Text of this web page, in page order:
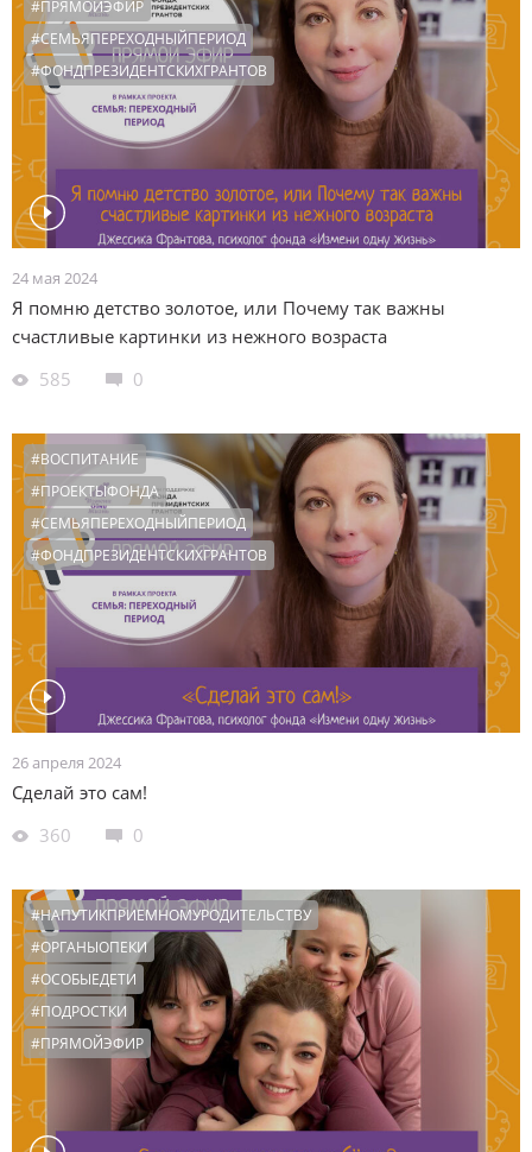
#ПРЯМОЙЭФИР
#СЕМЬЯПЕРЕХОДНЫЙПЕРИОД
#ФОНДПРЕЗИДЕНТСКИХГРАНТОВ
24 мая 2024
Я помню детство золотое, или Почему так важны
счастливые картинки из нежного возраста
585
0
#ВОСПИТАНИЕ
#ПРОЕКТЫФОНДА
#СЕМЬЯПЕРЕХОДНЫЙПЕРИОД
#ФОНДПРЕЗИДЕНТСКИХГРАНТОВ
26 апреля 2024
Сделай это сам!
360
0
#НАПУТИКПРИЕМНОМУРОДИТЕЛЬСТВУ
#ОРГАНЫОПЕКИ
#ОСОБЫЕДЕТИ
#ПОДРОСТКИ
#ПРЯМОЙЭФИР